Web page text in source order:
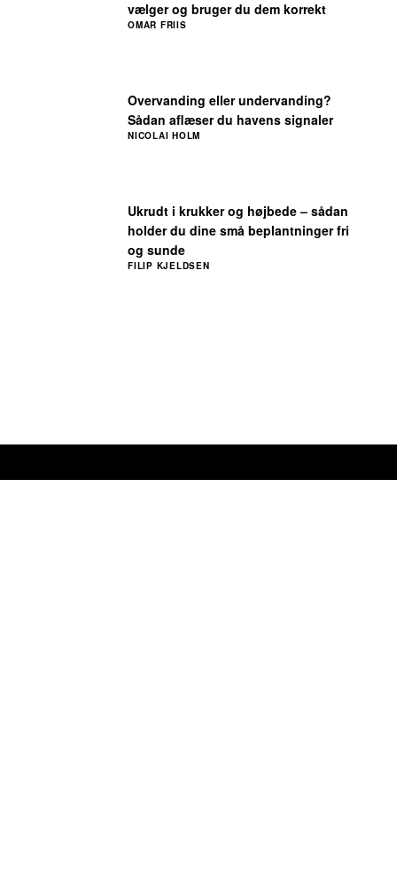
Ukrudt i krukker og højbede – sådan
holder du dine små beplantninger fri
og sunde
FILIP KJELDSEN
Overvanding eller undervanding?
Sådan aflæser du havens signaler
NICOLAI HOLM
vælger og bruger du dem korrekt
OMAR FRIIS